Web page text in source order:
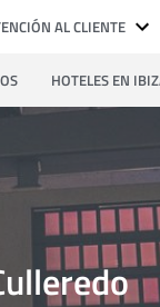
AL CLIENTE
HOTELES EN